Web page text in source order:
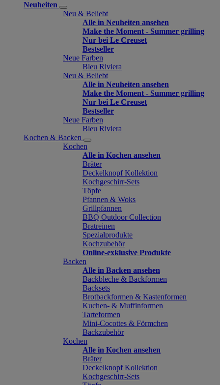
Neuheiten
Neu & Beliebt
Alle in Neuheiten ansehen
Make the Moment - Summer grilling
Nur bei Le Creuset
Bestseller
Neue Farben
Bleu Riviera
Neu & Beliebt
Alle in Neuheiten ansehen
Make the Moment - Summer grilling
Nur bei Le Creuset
Bestseller
Neue Farben
Bleu Riviera
Kochen & Backen
Kochen
Alle in Kochen ansehen
Bräter
Deckelknopf Kollektion
Kochgeschirr-Sets
Töpfe
Pfannen & Woks
Grillpfannen
BBQ Outdoor Collection
Bratreinen
Spezialprodukte
Kochzubehör
Online-exklusive Produkte
Backen
Alle in Backen ansehen
Backbleche & Backformen
Backsets
Brotbackformen & Kastenformen
Kuchen- & Muffinformen
Tarteformen
Mini-Cocottes & Förmchen
Backzubehör
Kochen
Alle in Kochen ansehen
Bräter
Deckelknopf Kollektion
Kochgeschirr-Sets